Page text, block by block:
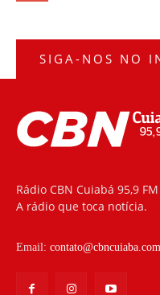
SIGA-NOS NO
Rádio CBN Cuiabá 95,9 FM
A rádio que toca notícia.
Email: